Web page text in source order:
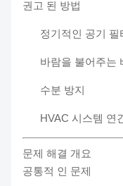
권고 된 방법
정기적인 공기 필
바람을 불어주는
수분 방지
HVAC 시스템 연
문제 해결 개요
공통적 인 문제